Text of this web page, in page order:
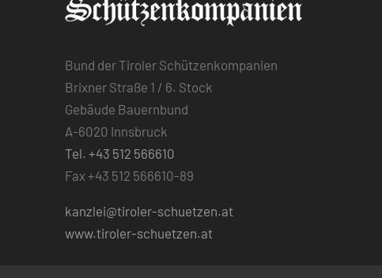
Bund der Tiroler Schützenkompanien
Brixner Straße 1 / 6. Stock
Gebäude Bauernbund
A-6020 Innsbruck
Tel. +43 512 566610
Fax +43 512 566610-89
kanzlei@tiroler-schuetzen.at
www.tiroler-schuetzen.at